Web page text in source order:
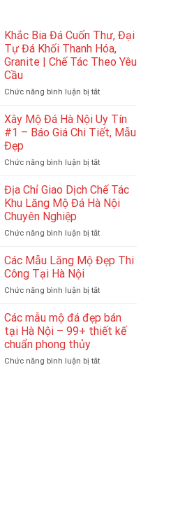
Khắc Bia Đá Cuốn Thư, Đại
Tự Đá Khối Thanh Hóa,
Granite | Chế Tác Theo Yêu
Cầu
Chức năng bình luận bị tắtở
Bia
Đá
Cuốn
Đại
Đá
Khối
Thanh
Granite
Chế
Yêu
Xây Mộ Đá Hà Nội Uy Tín
#1 – Báo Giá Chi Tiết, Mẫu
Đẹp
Chức năng bình luận bị tắtở
Mộ
Đá
Hà
Uy
#1
Giá
Tiết,
Mẫu
Địa Chỉ Giao Dịch Chế Tác
Khu Lăng Mộ Đá Hà Nội
Chuyên Nghiệp
Chức năng bình luận bị tắtở
Chỉ
Giao
Chế
Khu
Lăng
Hà
Các Mẫu Lăng Mộ Đẹp Thi
Công Tại Hà Nội
Chức năng bình luận bị tắtở
Mẫu
Lăng
Mộ
Thi
Các mẫu mộ đá đẹp bán
tại Hà Nội – 99+ thiết kế
chuẩn phong thủy
Chức năng bình luận bị tắtở